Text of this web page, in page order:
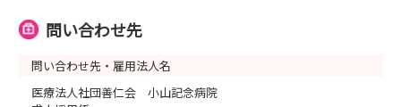
問い合わせ先
問い合わせ先・雇用法人名
医療法人社団善仁会 小山記念病院